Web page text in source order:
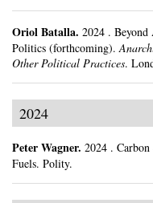
Oriol Batalla. 2024 . Beyond
Politics (forthcoming).
Other Political Practices.
2024
Peter Wagner. 2024 .
Fuels. Polity.